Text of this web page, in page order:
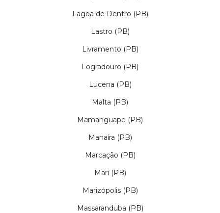
Lagoa de Dentro (PB)
Lastro (PB)
Livramento (PB)
Logradouro (PB)
Lucena (PB)
Malta (PB)
Mamanguape (PB)
Manaíra (PB)
Marcação (PB)
Mari (PB)
Marizópolis (PB)
Massaranduba (PB)